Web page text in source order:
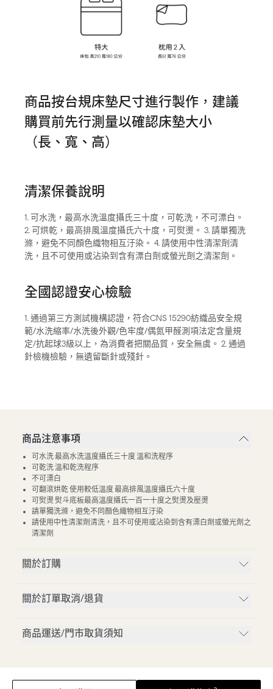
商品按台規床墊尺寸進行製作，建議
購買前先行測量以確認床墊大小
（長、寬、高）
清潔保養說明
1. 可水洗，最高水洗溫度攝氏三十度，可乾洗，不可漂白。
2. 可烘乾，最高排風溫度攝氏六十度，可熨燙。 3. 請單獨洗
滌，避免不同顏色織物相互汙染。 4. 請使用中性清潔劑清
洗，且不可使用或沾染到含有漂白劑或螢光劑之清潔劑。
全國認證安心檢驗
1. 通過第三方測試機構認證，符合CNS 15290紡織品安全規
範/水洗縮率/水洗後外觀/色牢度/偶氮甲醛測項法定含量規
定/抗起球3級以上，為消費者把關品質，安全無虞。 2. 通過
針檢機檢驗，無遺留斷針或殘針。
商品注意事項
可水洗 最高水洗溫度攝氏三十度 溫和洗程序
可乾洗 溫和乾洗程序
不可漂白
可翻滾烘乾 使用較低溫度 最高排風溫度攝氏六十度
可熨燙 熨斗底板最高溫度攝氏一百一十度之熨燙及壓燙
請單獨洗滌，避免不同顏色織物相互汙染
請使用中性清潔劑清洗，且不可使用或沾染到含有漂白劑或螢光劑之
清潔劑
關於訂購
關於訂單取消/退貨
商品運送/門市取貨須知